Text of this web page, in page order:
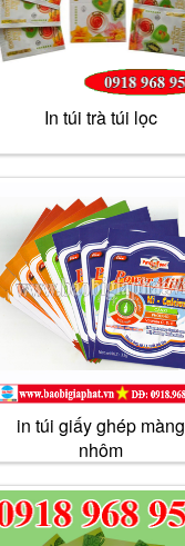
In túi trà túi lọc
in túi giấy ghép màng
nhôm